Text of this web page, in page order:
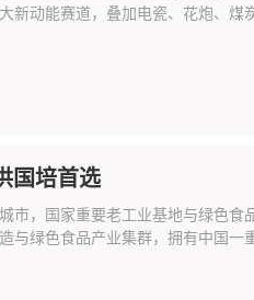
新动能赛道，叠加电瓷、花炮、
国培首选
市，国家重要老工业基地与绿色
与绿色食品产业集群，拥有中国一